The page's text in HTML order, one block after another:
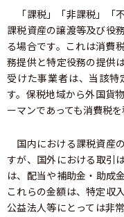
「課税」「非課税」「
課税資産の譲渡等及び役
る場合です。これは消費
務提供と特定役務の提供
受けた事業者は、当該
す。保税地域から外国貨
ーマンであっても消費税
国内における課税資産
すが、国外における取引
は、配当や補助金・助成
これらの金額は、特定収
公益法人等にとっては非